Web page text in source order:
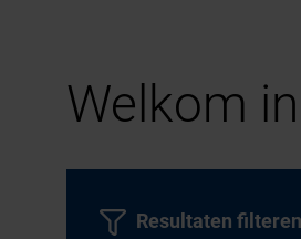
Welkom
Resultaten filteren